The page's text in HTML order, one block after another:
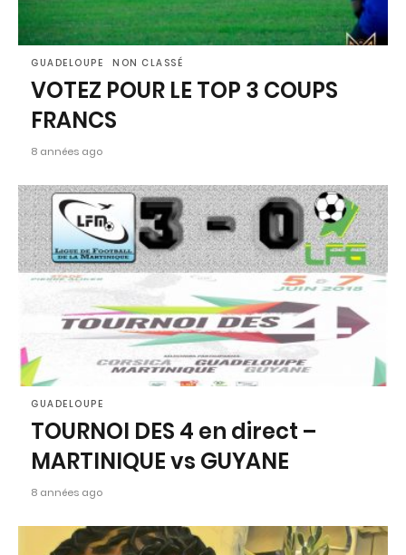
GUADELOUPE NON CLASSÉ
VOTEZ POUR LE TOP 3 COUPS
FRANCS
8 années ago
GUADELOUPE
TOURNOI DES 4 en direct –
MARTINIQUE vs GUYANE
8 années ago